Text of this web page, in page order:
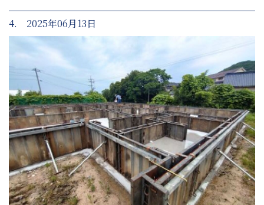
4. 2025年06月13日